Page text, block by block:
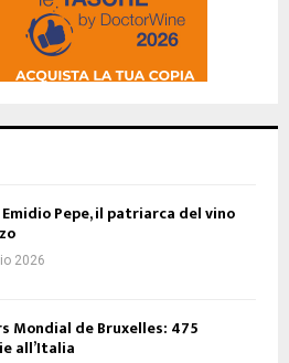
Pepe, il patriarca del vino
2026
Mondial de Bruxelles: 475
all’Italia